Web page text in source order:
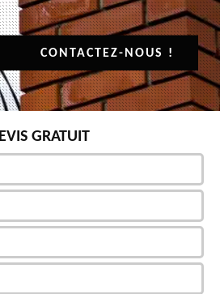
CONTACTEZ-NOUS !
GRATUIT